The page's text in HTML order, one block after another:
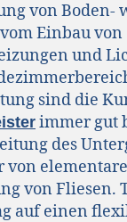
von Boden-
Einbau von
und
sind die
immer gut
des
von
von
auf einen